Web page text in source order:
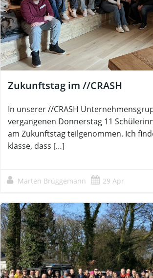
Zukunftstag im //CRASH
In unserer //CRASH
vergangenen Donnerstag 11
am Zukunftstag teilgenommen. Ich
klasse, dass […]
Marten Brüggemann 29 Apr